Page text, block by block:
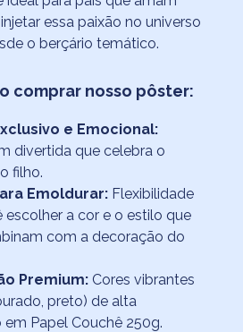
essa paixão no universo
o berçário temático.
comprar nosso pôster:
e Emocional:
divertida que celebra o
filho.
Emoldurar:Flexibilidade
escolher a cor e o estilo que
com a decoração do
Premium:Cores vibrantes
preto) de alta
em Papel Couchê 250g.